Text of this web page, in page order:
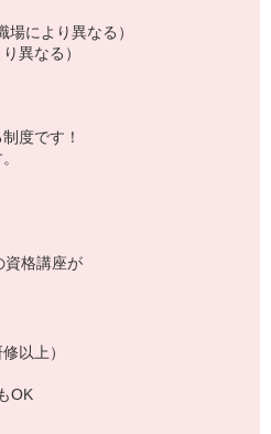
により異なる）
異なる）
度です！
資格講座が
以上）
OK